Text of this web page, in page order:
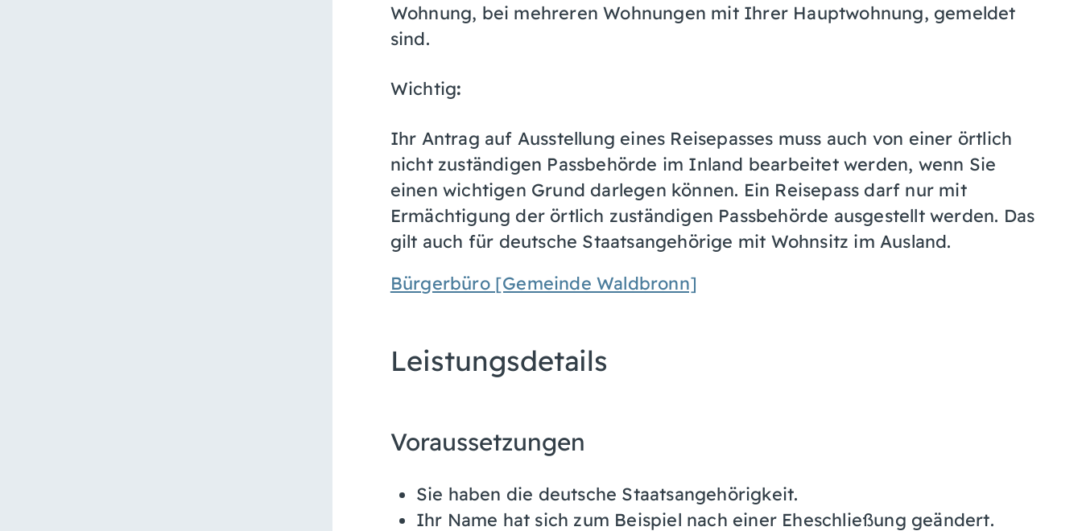
Wohnung, bei mehreren Wohnungen mit Ihrer Hauptwohnung, gemeldet
sind.
Wichtig:
Ihr Antrag auf Ausstellung eines Reisepasses muss auch von einer örtlich
nicht zuständigen Passbehörde im Inland bearbeitet werden, wenn Sie
einen wichtigen Grund darlegen können. Ein Reisepass darf nur mit
Ermächtigung der örtlich zuständigen Passbehörde ausgestellt werden. Das
gilt auch für deutsche Staatsangehörige mit Wohnsitz im Ausland.
Bürgerbüro [Gemeinde Waldbronn]
Leistungsdetails
Voraussetzungen
Sie haben die deutsche Staatsangehörigkeit.
Ihr Name hat sich zum Beispiel nach einer Eheschließung geändert.